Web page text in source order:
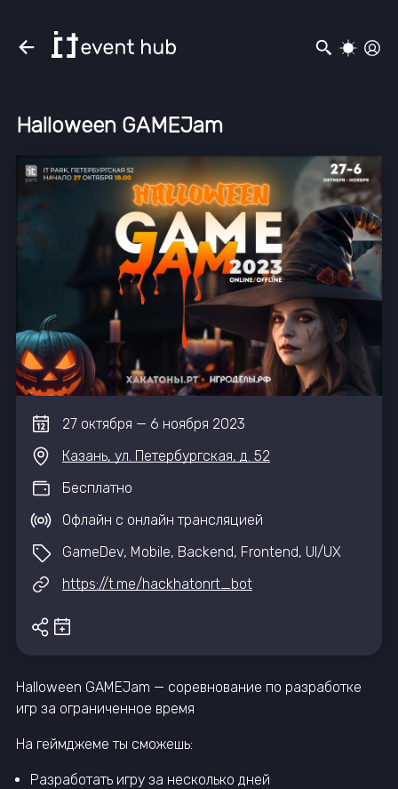
Halloween GAMEJam
27 октября — 6 ноября 2023
Казань, ул. Петербургская, д. 52
Бесплатно
Офлайн с онлайн трансляцией
GameDev, Mobile, Backend, Frontend, UI/UX
https://t.me/hackhatonrt_bot
Halloween GAMEJam — соревнование по разработке
игр за ограниченное время
На геймджеме ты сможешь:
Разработать игру за несколько дней